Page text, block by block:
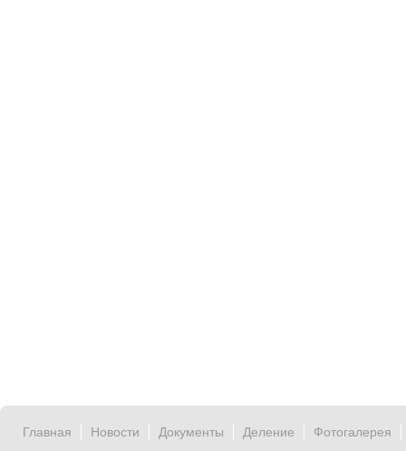
Главная Новости Документы Деление Фотогалерея